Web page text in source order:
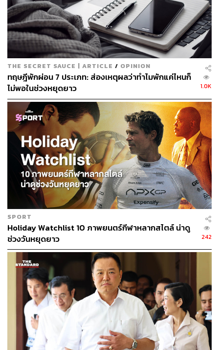
วันเฉลิมพระชนมพรรษา รัชกาลที่ 10
หยุด 3 วัน
วันเสาร์ที่ 27 กรกฎาคม 2567 (วันหยุดสุดสัปดาห์)
วันอาทิตย์ที่ 28 กรกฎาคม 2567 (วันเฉลิม
พระชนมพรรษา พระบาทสมเด็จพระเจ้าอยู่หัวมหาวชิร
าลงกรณ บดินทรเทพยวรางกูร)
วันจันทร์ที่ 29 กรกฎาคม 2567 (วันหยุดชดเชยวันเฉลิม
พระชนมพรรษา)
THE SECRET SAUCE | ARTICLE / OPINION
ทฤษฎีพักผ่อน 7 ประเภท: ส่องเหตุผลว่าทำไมพักแค่ไหนก็
ไม่พอในช่วงหยุดยาว
1.0K
SPORT
Holiday Watchlist 10 ภาพยนตร์กีฬาหลากสไตล์ น่าดู
ช่วงวันหยุดยาว
242